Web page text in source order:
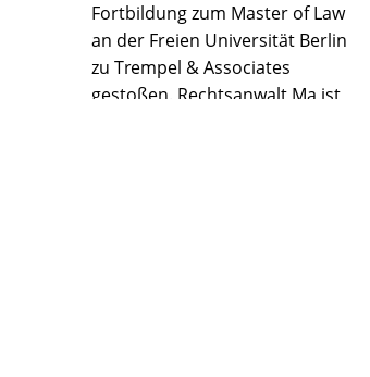
Fortbildung zum Master of Law
an der Freien Universität Berlin
zu Trempel & Associates
gestoßen. Rechtsanwalt Ma ist